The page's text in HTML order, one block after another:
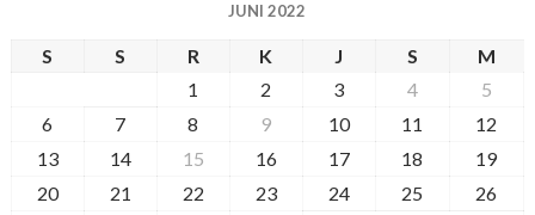
JUNI 2022
S S R K J S
M
1
2 3 4
5
6
7 8 9 10 11
12
13
14 15 16 17 18
19
20
21 22 23 24 25
26